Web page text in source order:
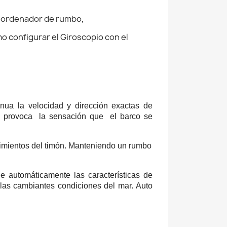
de rumbo,
configurar el Giroscopio con el
la velocidad y dirección exactas de
provoca la sensación que el barco se
del timón. Manteniendo un rumbo
las características de
cambiantes condiciones del mar. Auto